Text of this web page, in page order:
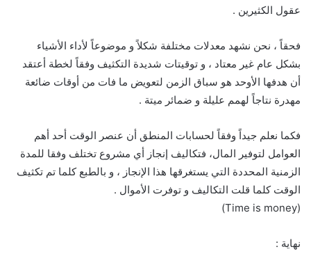
عقول الكثيرين .
فحقاً ، نحن نشهد معدلات مختلفة شكلاً و موضوعاً لأداء الأشياء
بشكل عام غير معتاد ، و توقيتات شديدة التكثيف وفقاً لخطة أعتقد
أن هدفها الأوحد هو سباق الزمن لتعويض ما فات من أوقات ضائعة
مهدرة نتاجاً لهمم عليلة و ضمائر ميتة .
فكما نعلم جيداً وفقاً لحسابات المنطق أن عنصر الوقت أحد أهم
العوامل لتوفير المال، فتكاليف إنجاز أي مشروع تختلف وفقا للمدة
الزمنية المحددة التي يستغرقها هذا الإنجاز ، و بالطبع كلما تم تكثيف
الوقت كلما قلت التكاليف و توفرت الأموال .
(Time is money)
نهاية :